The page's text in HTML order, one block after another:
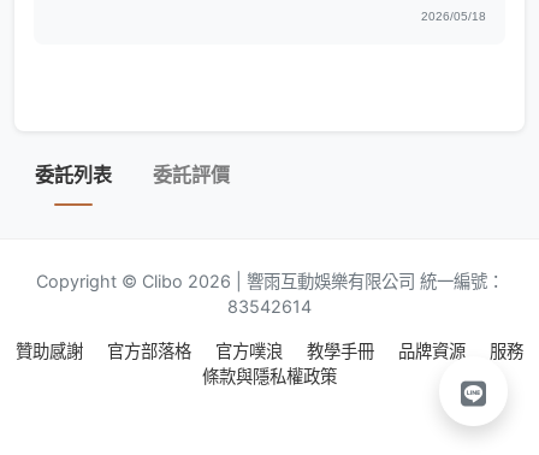
2026/05/18
委託列表 委託評價
Copyright © Clibo 2026 | 響雨互動娛樂有限公司 統一編號：
83542614
贊助感謝 官方部落格 官方噗浪 教學手冊 品牌資源
服務
條款與隱私權政策